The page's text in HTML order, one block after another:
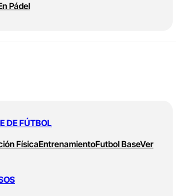
Pádel
DE FÚTBOL
FísicaEntrenamientoFutbol BaseVer